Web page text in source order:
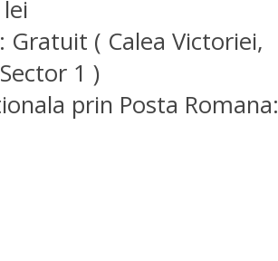
Gratuit ( Calea Victoriei,
1 )
prin Posta Romana: